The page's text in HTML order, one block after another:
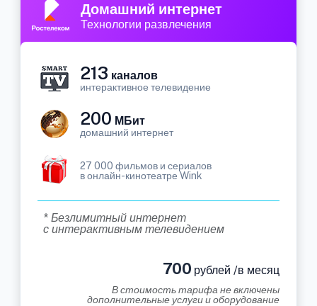
Домашний интернет
Технологии развлечения
213 каналов
интерактивное телевидение
200 МБит
домашний интернет
27 000 фильмов и сериалов
в онлайн-кинотеатре Wink
* Безлимитный интернет
с интерактивным телевидением
700 рублей /в месяц
В стоимость тарифа не включены
дополнительные услуги и оборудование